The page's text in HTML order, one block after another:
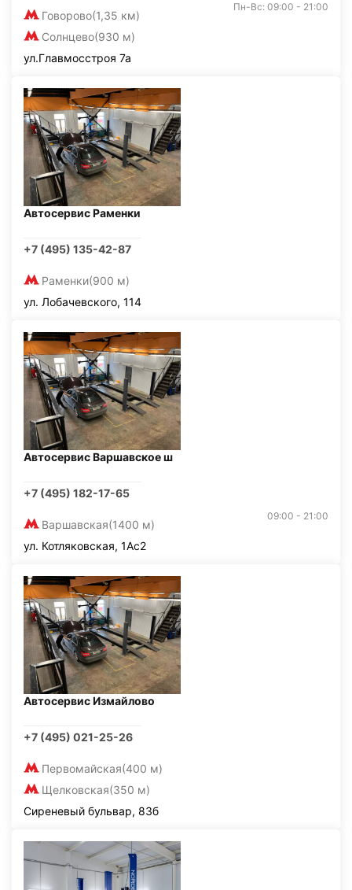
Говорово(1,35 км)
Солнцево(930 м)
Пн-Вс: 09:00 - 21:00
ул.Главмосстроя 7а
Автосервис Раменки
+7 (495) 135-42-87
Раменки(900 м)
ул. Лобачевского, 114
Автосервис Варшавское ш
+7 (495) 182-17-65
Варшавская(1400 м)
09:00 - 21:00
ул. Котляковская, 1Ас2
Автосервис Измайлово
+7 (495) 021-25-26
Первомайская(400 м)
Щелковская(350 м)
Сиреневый бульвар, 83б